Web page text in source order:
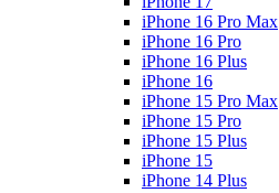
iPhone 16 Pro Max
iPhone 16 Pro
iPhone 16 Plus
iPhone 16
iPhone 15 Pro Max
iPhone 15 Pro
iPhone 15 Plus
iPhone 15
iPhone 14 Plus